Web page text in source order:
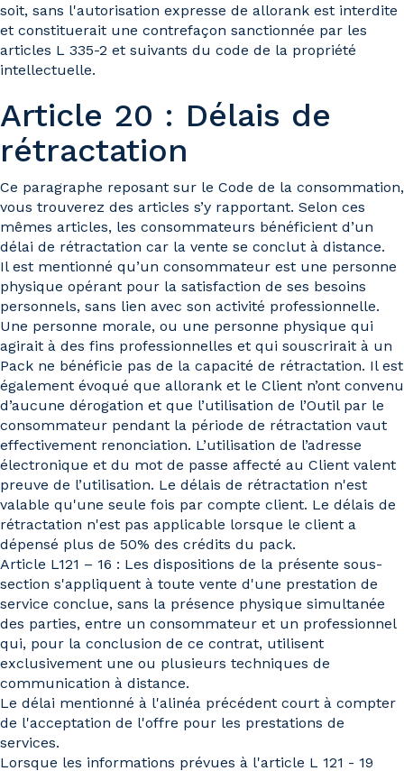
soit, sans l'autorisation expresse de allorank est interdite
et constituerait une contrefaçon sanctionnée par les
articles L 335-2 et suivants du code de la propriété
intellectuelle.
Article 20 : Délais de
rétractation
Ce paragraphe reposant sur le Code de la consommation,
vous trouverez des articles s’y rapportant. Selon ces
mêmes articles, les consommateurs bénéficient d’un
délai de rétractation car la vente se conclut à distance.
Il est mentionné qu’un consommateur est une personne
physique opérant pour la satisfaction de ses besoins
personnels, sans lien avec son activité professionnelle.
Une personne morale, ou une personne physique qui
agirait à des fins professionnelles et qui souscrirait à un
Pack ne bénéficie pas de la capacité de rétractation. Il est
également évoqué que allorank et le Client n’ont convenu
d’aucune dérogation et que l’utilisation de l’Outil par le
consommateur pendant la période de rétractation vaut
effectivement renonciation. L’utilisation de l’adresse
électronique et du mot de passe affecté au Client valent
preuve de l’utilisation. Le délais de rétractation n'est
valable qu'une seule fois par compte client. Le délais de
rétractation n'est pas applicable lorsque le client a
dépensé plus de 50% des crédits du pack.
Article L121 – 16 : Les dispositions de la présente sous-
section s'appliquent à toute vente d'une prestation de
service conclue, sans la présence physique simultanée
des parties, entre un consommateur et un professionnel
qui, pour la conclusion de ce contrat, utilisent
exclusivement une ou plusieurs techniques de
communication à distance.
Le délai mentionné à l'alinéa précédent court à compter
de l'acceptation de l'offre pour les prestations de
services.
Lorsque les informations prévues à l'article L 121 - 19